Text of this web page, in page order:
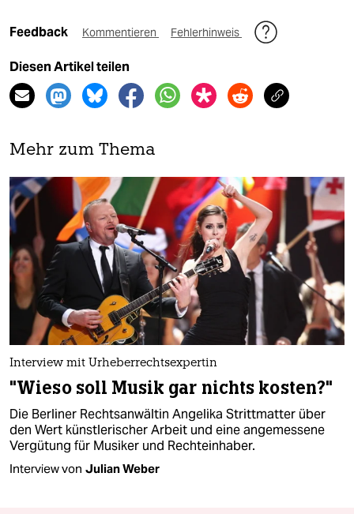
Feedback Kommentieren Fehlerhinweis
Diesen Artikel teilen
Mehr zum Thema
Interview mit Urheberrechtsexpertin
"Wieso soll Musik gar nichts kosten?"
Die Berliner Rechtsanwältin Angelika Strittmatter über
den Wert künstlerischer Arbeit und eine angemessene
Vergütung für Musiker und Rechteinhaber.
Interview von Julian Weber